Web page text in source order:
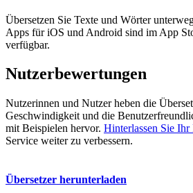
Übersetzen Sie Texte und Wörter
Apps für iOS und Android sind im App
verfügbar.
Nutzerbewertungen
Nutzerinnen und Nutzer heben die
Geschwindigkeit und die
mit Beispielen hervor. Hinterlassen Sie Ihr
Service weiter zu verbessern.
Übersetzer herunterladen